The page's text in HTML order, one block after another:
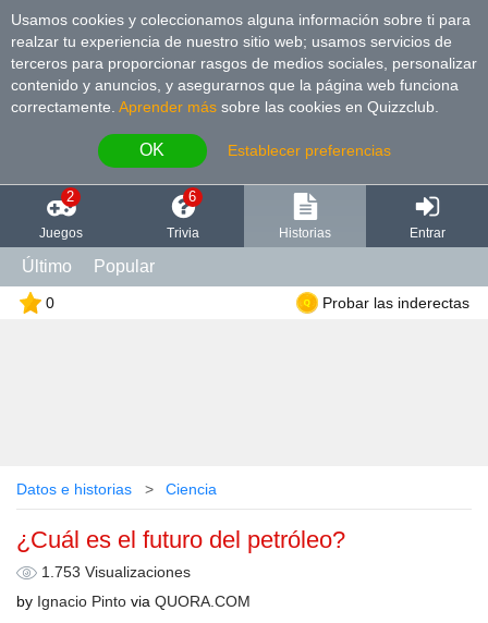
Usamos cookies y coleccionamos alguna información sobre ti para
realzar tu experiencia de nuestro sitio web; usamos servicios de
terceros para proporcionar rasgos de medios sociales, personalizar
contenido y anuncios, y asegurarnos que la página web funciona
correctamente. Aprender más sobre las cookies en Quizzclub.
OK Establecer preferencias
2
Juegos
6
Trivia Historias Entrar
Último Popular
0 Probar las inderectas
Datos e historias Сiencia
¿Cuál es el futuro del petróleo?
1.753 Visualizaciones
by Ignacio Pinto via QUORA.COM